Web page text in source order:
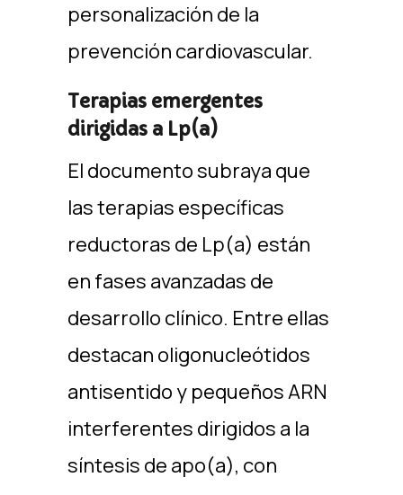
personalización de la
prevención cardiovascular. ​
Terapias emergentes
dirigidas a Lp(a)
El documento subraya que
las terapias específicas
reductoras de Lp(a) están
en fases avanzadas de
desarrollo clínico. Entre ellas
destacan oligonucleótidos
antisentido y pequeños ARN
interferentes dirigidos a la
síntesis de apo(a), con